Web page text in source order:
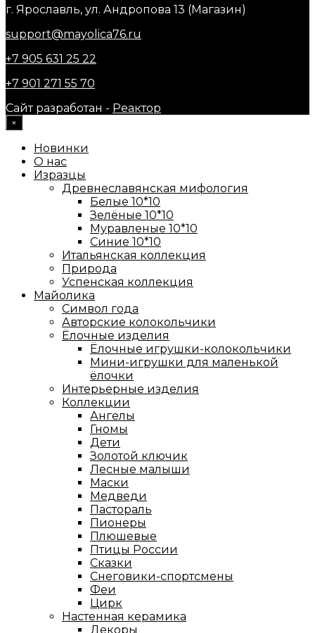
г. Ярославль, ул. Андропова 13 (Магазин)
support@mayolica76.ru
+7 905 631 25 22
+7 901 271 55 70
Сайт разработан - Реактор
×
Новинки
О нас
Изразцы
Древнеславянская мифология
Белые 10*10
Зелёные 10*10
Муравленые 10*10
Синие 10*10
Итальянская коллекция
Природа
Успенская коллекция
Майолика
Символ года
Авторские колокольчики
Ёлочные изделия
Ёлочные игрушки-колокольчики
Мини-игрушки для маленькой
ёлочки
Интерьерные изделия
Коллекции
Ангелы
Гномы
Дети
Золотой ключик
Лесные малыши
Маски
Медведи
Пастораль
Пионеры
Плюшевые
Птицы России
Сказки
Снеговики-спортсмены
Феи
Цирк
Настенная керамика
Декоры